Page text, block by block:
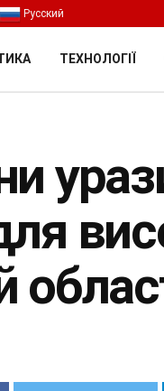
Русский
ТЕХНОЛОГІЇ